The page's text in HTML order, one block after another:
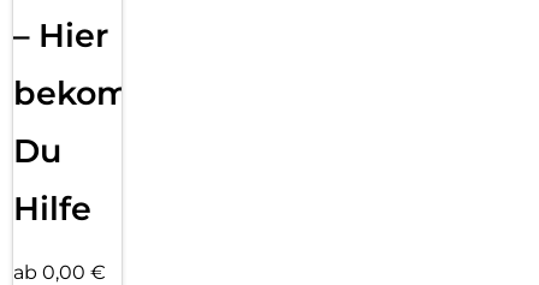
– Hier
bekommst
Du
Hilfe
ab 0,00 €